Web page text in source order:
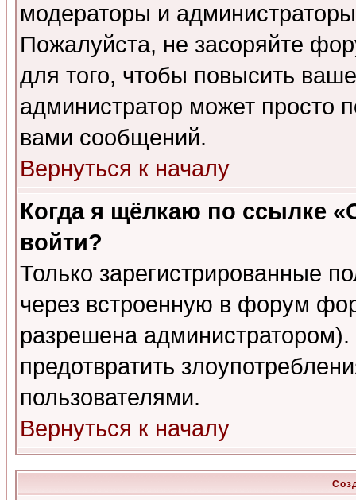
модераторы и
Пожалуйста, не засоряйте
для того, чтобы повысить
администратор может просто
вами сообщений.
Вернуться к началу
Когда я щёлкаю по ссылке
войти?
Только зарегистрированные
через встроенную в форум
разрешена
предотвратить
пользователями.
Вернуться к началу